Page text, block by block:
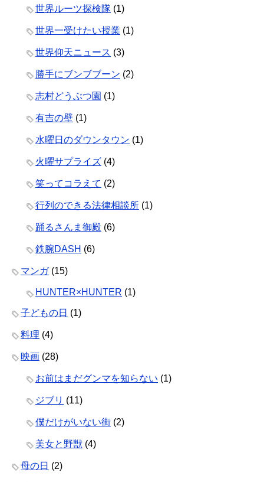
世界ルーツ探検隊 (1)
世界一受けたい授業 (1)
世界仰天ニュース (3)
勝手にブンブブーン (2)
志村どうぶつ園 (1)
有吉の壁 (1)
水曜日のダウンタウン (1)
火曜サプライズ (4)
笑ってコラえて (2)
行列のできる法律相談所 (1)
踊るさんま御殿 (6)
鉄腕DASH (6)
マンガ(15)
HUNTER×HUNTER (1)
子どもの日 (1)
料理 (4)
映画 (28)
お前はまだグンマを知らない (1)
ジブリ (11)
僕だけがいない街 (2)
美女と野獣 (4)
母の日 (2)